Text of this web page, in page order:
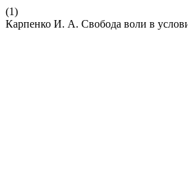
(1)
Карпенко И. А. Свобода воли в